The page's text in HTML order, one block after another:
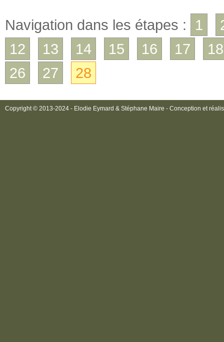
Navigation dans les étapes : 1
12
13 14 15 16 17
18
26
27 28
Copyright © 2013-2024 - Elodie Eymard & Stéphane Maire - Conception et